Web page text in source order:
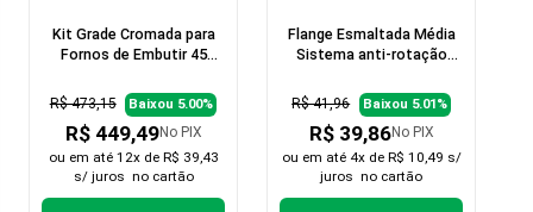
Kit Grade Cromada para
Fornos de Embutir 45
R$ 473,15 Baixou 5.00%
R$ 449,49No PIX
ou em até 12x de R$ 39,43
s/ juros no cartão
Flange Esmaltada Média
Sistema anti-rotação
R$ 41,96 Baixou 5.01%
R$ 39,86No PIX
ou em até 4x de R$ 10,49 s/
juros no cartão